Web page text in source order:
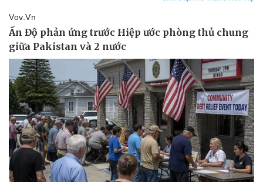
Kinh tế
Bất động sản
Khởi nghiệp
Giá vàng
Tỷ giá
Chứng khoán
Giá cà phê